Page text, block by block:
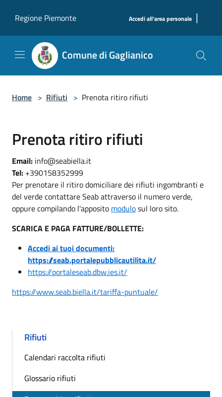
Regione Piemonte
Accedi all'area personale |
Comune di Gaglianico
Home > Rifiuti > Prenota ritiro rifiuti
Prenota ritiro rifiuti
Email: info@seabiella.it
Tel: +390158352999
Per prenotare il ritiro domiciliare dei rifiuti ingombranti e
del verde contattare Seab attraverso il numero verde,
oppure compilando l'apposito modulosul loro sito.
SCARICA E PAGA FATTURE/BOLLETTE:
Accedi ai tuoi documenti:
https://seab.portalepubblicautilita.it/
https://portaleseab.dbw.ies.it/
https://www.seab.biella.it/tariffa-puntuale/
Rifiuti
Calendari raccolta rifiuti
Glossario rifiuti